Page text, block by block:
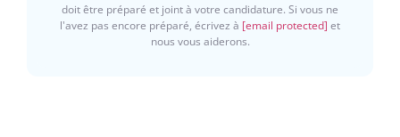
doit être préparé et joint à votre candidature. Si vous ne
l'avez pas encore préparé, écrivez à [email protected] et
nous vous aiderons.